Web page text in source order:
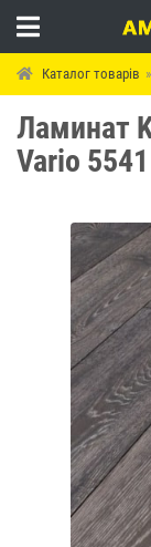
Каталог товарів
Ламинат
Vario